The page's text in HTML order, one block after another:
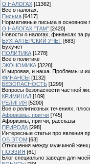
О НАЛОГАХ [11362]
Все о налогах.
Письма [6417]
Нормативные письма в основном
О НАЛОГАХ "ТАМ" [2420]
Новости о налогах, финансах за
БУХГАЛТЕРСКИЙ УЧЕТ [683]
Бухучет
ПОЛИТИКА [1278]
Все о политике
ЭКОНОМИКА [3228]
И мировая, и наша. Проблемы и
ФИНАНСЫ [1132]
БЕЗОПАСНОСТЬ [1299]
Вопросы безопасности частной
КРИМИНАЛ [109]
РЕЛИГИЯ [5200]
Все о религиозных течениях,
Афоризмы, притчи [745]
Афоризмы, притчи, рассказы
ПРИРОДА [298]
Интересные статьи про явления
ОБ ЭТОМ [63]
Отношения между мужчиной
ПОЭЗИЯ [61]
Блог специально заведен для